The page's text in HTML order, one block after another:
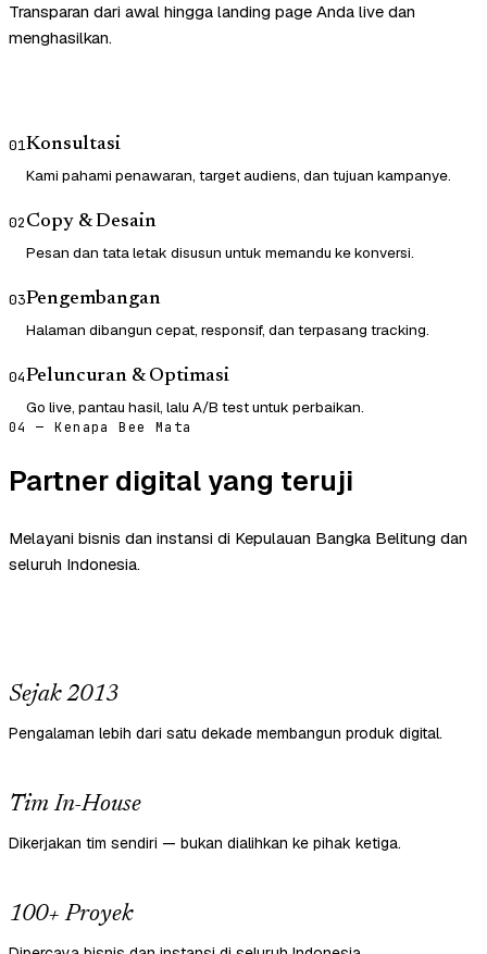
Transparan dari awal hingga landing page Anda live dan
menghasilkan.
01Konsultasi
Kami pahami penawaran, target audiens, dan tujuan kampanye.
02Copy & Desain
Pesan dan tata letak disusun untuk memandu ke konversi.
03Pengembangan
Halaman dibangun cepat, responsif, dan terpasang tracking.
04Peluncuran & Optimasi
Go live, pantau hasil, lalu A/B test untuk perbaikan.
04 — Kenapa Bee Mata
Partner digital yang teruji
Melayani bisnis dan instansi di Kepulauan Bangka Belitung dan
seluruh Indonesia.
Sejak 2013
Pengalaman lebih dari satu dekade membangun produk digital.
Tim In-House
Dikerjakan tim sendiri — bukan dialihkan ke pihak ketiga.
100+ Proyek